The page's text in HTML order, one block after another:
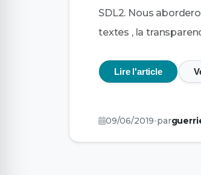
SDL2. Nous
textes , la
Lire l'article
09/06/2019•par